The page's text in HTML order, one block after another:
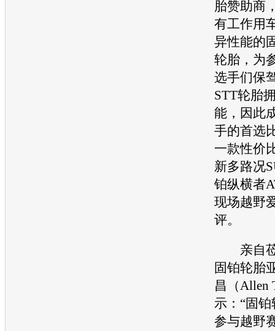
胎赞助商
有工作用
异性能的
轮胎 ，为
选手们保
STT轮胎
能，因此
手的首选
一款性价
新多路况
铂纵横者
现场越野
评。
亲自莅
固铂轮胎
昌（Allen
示：“固铂
参与越野